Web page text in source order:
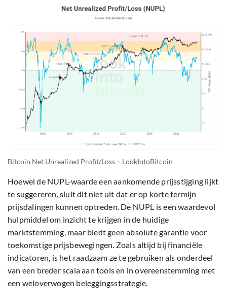
Bitcoin Net Unrealized Profit/Loss – LookIntoBitcoin
Hoewel de NUPL-waarde een aankomende prijsstijging lijkt
te suggereren, sluit dit niet uit dat er op korte termijn
prijsdalingen kunnen optreden. De NUPL is een waardevol
hulpmiddel om inzicht te krijgen in de huidige
marktstemming, maar biedt geen absolute garantie voor
toekomstige prijsbewegingen. Zoals altijd bij financiële
indicatoren, is het raadzaam ze te gebruiken als onderdeel
van een breder scala aan tools en in overeenstemming met
een weloverwogen beleggingsstrategie.